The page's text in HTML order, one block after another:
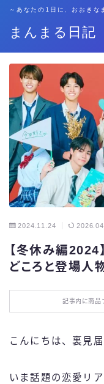
まんまる日記
～あなたの1日に、おおきな
格安SIM
暮らし
資格勉強
キャリア
おでかけ
お役立ち情報
2024.11.24
【冬休み編2024
どころと登場人
記事内に商品
こんにちは、裏見
いま話題の恋愛リ